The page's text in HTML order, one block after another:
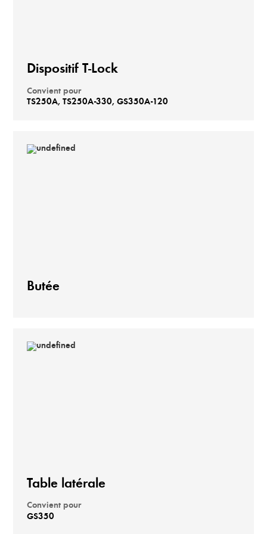
Dispositif T-Lock
Convient pour
TS250A, TS250A-330, GS350A-120
Butée
Table latérale
Convient pour
GS350